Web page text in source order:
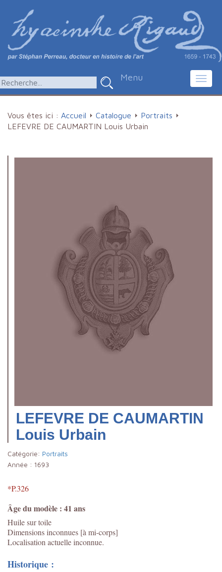
Menu
Vous êtes ici : Accueil Catalogue
Portraits
LEFEVRE DE CAUMARTIN Louis Urbain
LEFEVRE DE CAUMARTIN
Louis Urbain
Catégorie: Portraits
Année : 1693
*P.326
Âge du modèle : 41 ans
Huile sur toile
Dimensions inconnues [à mi-corps]
Localisation actuelle inconnue.
Historique :